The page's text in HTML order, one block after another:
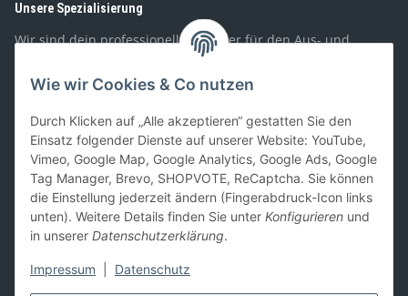
Wie wir Cookies & Co nutzen
Durch Klicken auf „Alle akzeptieren“ gestatten Sie den
Einsatz folgender Dienste auf unserer Website: YouTube,
Vimeo, Google Map, Google Analytics, Google Ads, Google
Tag Manager, Brevo, SHOPVOTE, ReCaptcha. Sie können
die Einstellung jederzeit ändern (Fingerabdruck-Icon links
unten). Weitere Details finden Sie unter Konfigurieren und
in unserer Datenschutzerklärung.
Impressum Datenschutz
Unsere Spezialisierung
Wir sind dein professioneller Partner für den Aus- und
Umbau von Wohnmobilen, Booten, Geländewagen,
Spezialfahrzeugen, und PKW-Anhängern. Mit unserem
Sortiment richten wir uns sowohl an Privat- als auch
Geschäftskunden.
Gesetzliches
Informationen
Zahlung und Versand